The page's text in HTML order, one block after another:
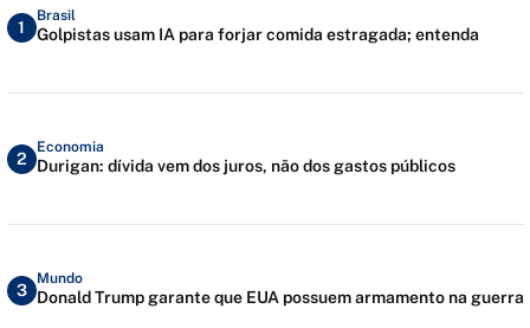
1
Brasil
Golpistas usam IA para forjar comida estragada; entenda
2
Economia
Durigan: dívida vem dos juros, não dos gastos públicos
3
Mundo
Donald Trump garante que EUA possuem armamento na guerra